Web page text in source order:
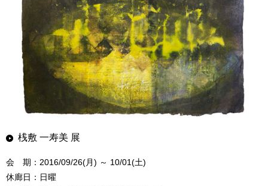
桟敷 一寿美 展
会 期：2016/09/26(月) ～ 10/01(土)
休廊日：日曜